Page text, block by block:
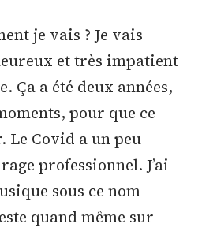
je vais ? Je vais
et très impatient
Ça a été deux années,
pour que ce
Le Covid a un peu
professionnel. J’ai
sous ce nom
quand même sur